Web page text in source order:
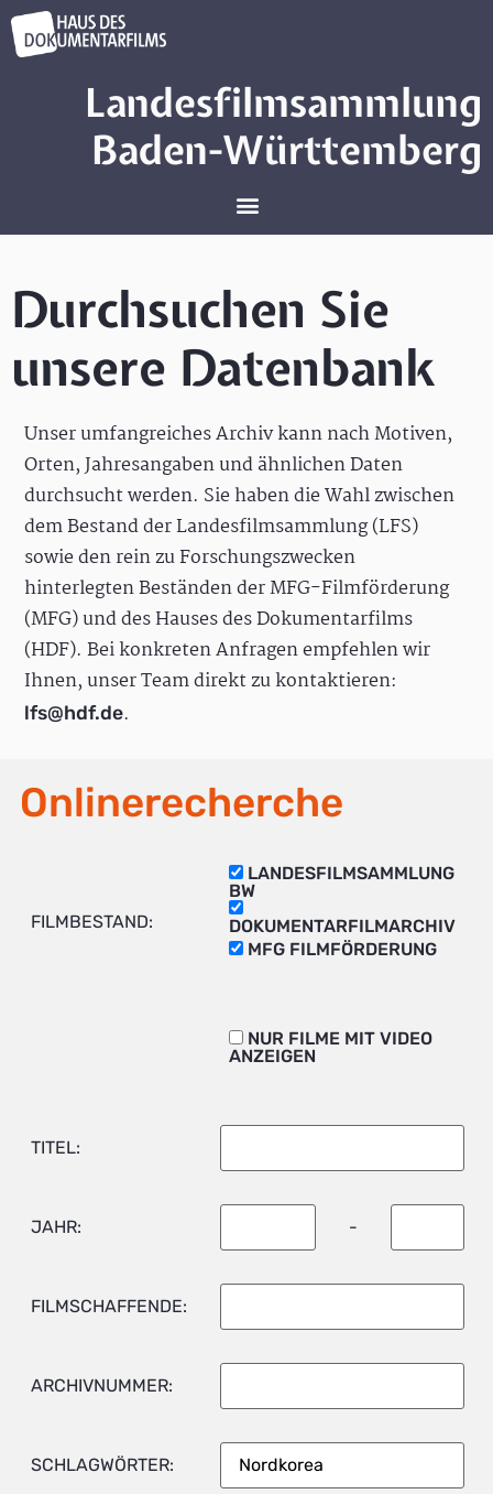
Landesfilmsammlung
Baden-Württemberg
Durchsuchen Sie
unsere Datenbank
Unser umfangreiches Archiv kann nach Motiven,
Orten, Jahresangaben und ähnlichen Daten
durchsucht werden. Sie haben die Wahl zwischen
dem Bestand der Landesfilmsammlung (LFS)
sowie den rein zu Forschungszwecken
hinterlegten Beständen der MFG-Filmförderung
(MFG) und des Hauses des Dokumentarfilms
(HDF). Bei konkreten Anfragen empfehlen wir
Ihnen, unser Team direkt zu kontaktieren:
lfs@hdf.de.
Onlinerecherche
FILMBESTAND:
LANDESFILMSAMMLUNG
BW
DOKUMENTARFILMARCHIV
MFG FILMFÖRDERUNG
NUR FILME MIT VIDEO
ANZEIGEN
TITEL:
JAHR: -
FILMSCHAFFENDE:
ARCHIVNUMMER:
SCHLAGWÖRTER: